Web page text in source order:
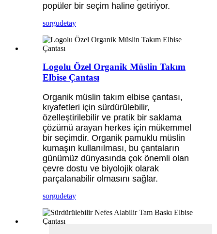
popüler bir seçim haline getiriyor.
sorgudetay
Logolu Özel Organik Müslin Takım
Elbise Çantası
Organik müslin takım elbise çantası,
kıyafetleri için sürdürülebilir,
özelleştirilebilir ve pratik bir saklama
çözümü arayan herkes için mükemmel
bir seçimdir. Organik pamuklu müslin
kumaşın kullanılması, bu çantaların
günümüz dünyasında çok önemli olan
çevre dostu ve biyolojik olarak
parçalanabilir olmasını sağlar.
sorgudetay